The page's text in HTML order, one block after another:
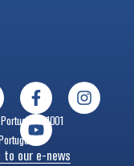
1001
to our e-news